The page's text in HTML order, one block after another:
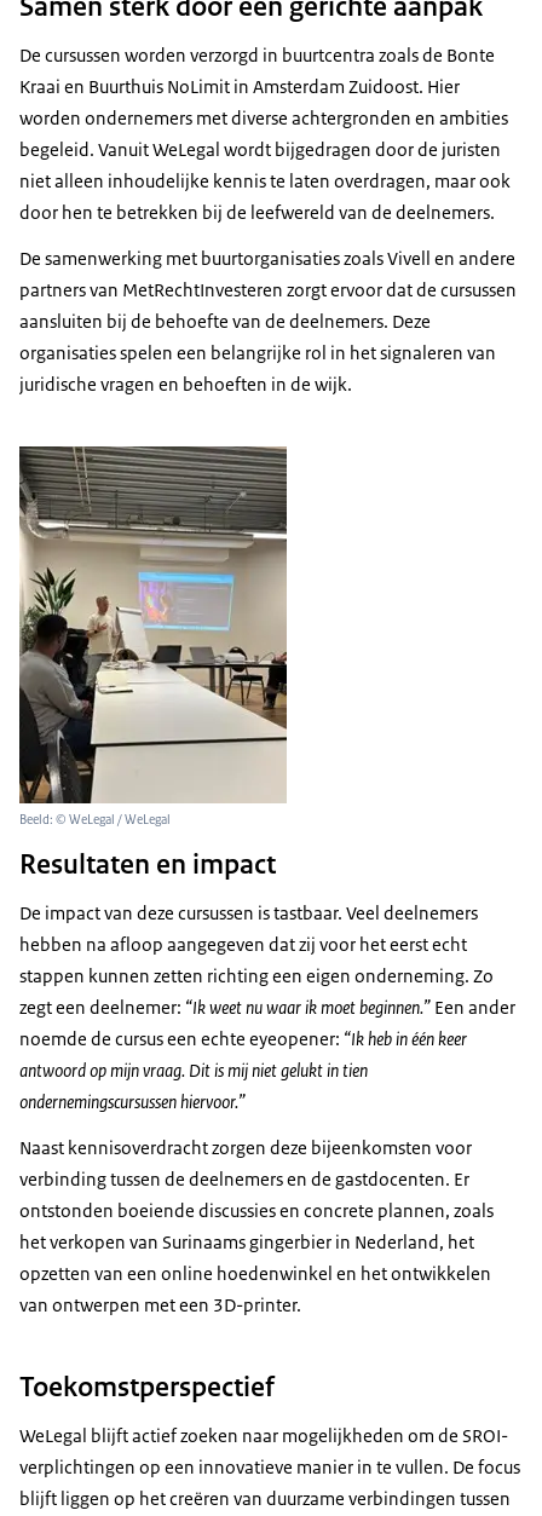
De cursussen worden verzorgd in buurtcentra zoals de Bonte
Kraai en Buurthuis NoLimit in Amsterdam Zuidoost. Hier
worden ondernemers met diverse achtergronden en ambities
begeleid. Vanuit WeLegal wordt bijgedragen door de juristen
niet alleen inhoudelijke kennis te laten overdragen, maar ook
door hen te betrekken bij de leefwereld van de deelnemers.
De samenwerking met buurtorganisaties zoals Vivell en andere
partners van MetRechtInvesteren zorgt ervoor dat de cursussen
aansluiten bij de behoefte van de deelnemers. Deze
organisaties spelen een belangrijke rol in het signaleren van
juridische vragen en behoeften in de wijk.
Beeld: © WeLegal / WeLegal
Resultaten en impact
De impact van deze cursussen is tastbaar. Veel deelnemers
hebben na afloop aangegeven dat zij voor het eerst echt
stappen kunnen zetten richting een eigen onderneming. Zo
zegt een deelnemer: “Ik weet nu waar ik moet beginnen.” Een ander
noemde de cursus een echte eyeopener: “Ik heb in één keer
antwoord op mijn vraag. Dit is mij niet gelukt in tien
ondernemingscursussen hiervoor.”
Naast kennisoverdracht zorgen deze bijeenkomsten voor
verbinding tussen de deelnemers en de gastdocenten. Er
ontstonden boeiende discussies en concrete plannen, zoals
het verkopen van Surinaams gingerbier in Nederland, het
opzetten van een online hoedenwinkel en het ontwikkelen
van ontwerpen met een 3D-printer.
Toekomstperspectief
WeLegal blijft actief zoeken naar mogelijkheden om de SROI-
verplichtingen op een innovatieve manier in te vullen. De focus
blijft liggen op het creëren van duurzame verbindingen tussen